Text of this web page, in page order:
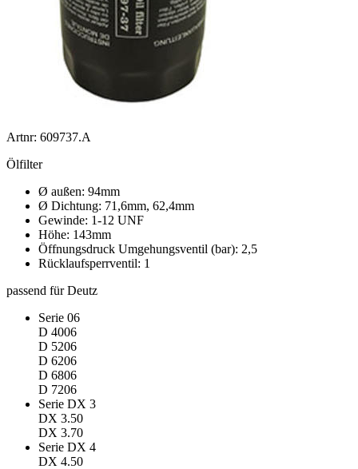
Artnr: 609737.A
Ölfilter
Ø außen: 94mm
Ø Dichtung: 71,6mm, 62,4mm
Gewinde: 1-12 UNF
Höhe: 143mm
Öffnungsdruck Umgehungsventil (bar): 2,5
Rücklaufsperrventil: 1
passend für Deutz
Serie 06
D 4006
D 5206
D 6206
D 6806
D 7206
Serie DX 3
DX 3.50
DX 3.70
Serie DX 4
DX 4.50